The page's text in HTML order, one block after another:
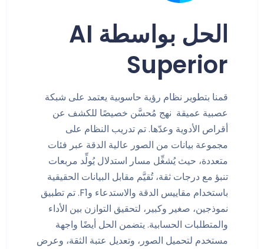
الحل بواسطة AI
Superior
قمنا بتطوير نظام رؤية حاسوبية يعتمد على شبكة
عصبية عميقة نهج مُحسَّن خصيصًا للكشف عن
أقراص الأدوية وعدّها. تم تدريب النظام على
مجموعة بيانات من الصور عالية الدقة عبر فئات
متعددة، حيث يُشغِّل مسار استدلال يُولِّد مربعات
تنبؤ مع درجات ثقة، تُقيَّم مقابل البيانات الحقيقية
باستخدام مقاييس الدقة والاستدعاء وF1. تم تطبيق
نموذجين، صغير وكبير، لتحقيق التوازن بين الأداء
والمتطلبات الحسابية. يتضمن الحل أيضًا واجهة
مستخدم لتحميل الصور، وتعديل عتبة الثقة، وعرض